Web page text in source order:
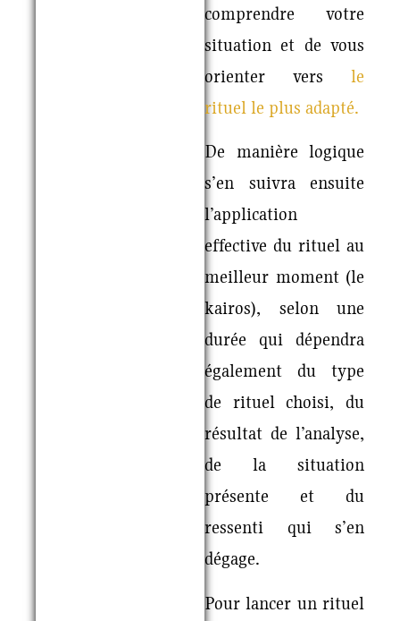
comprendre votre
situation et de vous
orienter vers le
rituel le plus adapté.
De manière logique
s’en suivra ensuite
l’application
effective du rituel au
meilleur moment (le
kairos), selon une
durée qui dépendra
également du type
de rituel choisi, du
résultat de l’analyse,
de la situation
présente et du
ressenti qui s’en
dégage.
Pour lancer un rituel